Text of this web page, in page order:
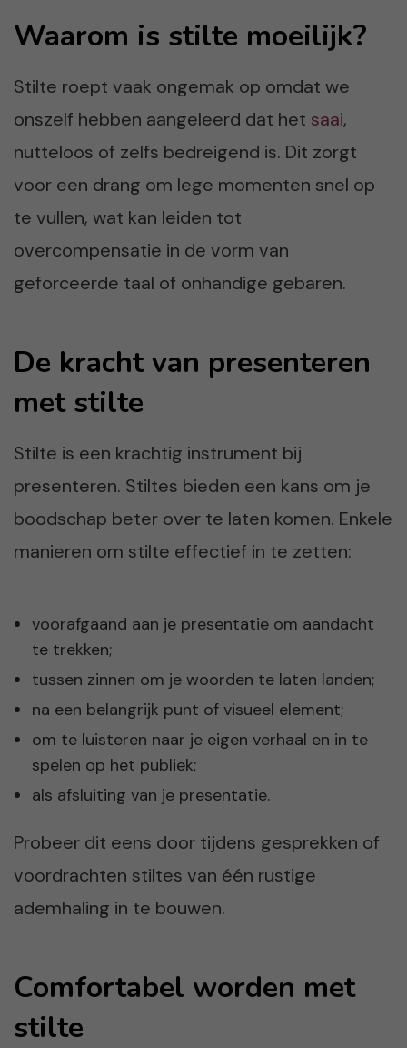
Waarom is stilte moeilijk?
Stilte roept vaak ongemak op omdat we
onszelf hebben aangeleerd dat het saai,
nutteloos of zelfs bedreigend is. Dit zorgt
voor een drang om lege momenten snel op
te vullen, wat kan leiden tot
overcompensatie in de vorm van
geforceerde taal of onhandige gebaren.
De kracht van presenteren
met stilte
Stilte is een krachtig instrument bij
presenteren. Stiltes bieden een kans om je
boodschap beter over te laten komen. Enkele
manieren om stilte effectief in te zetten:
voorafgaand aan je presentatie om aandacht
te trekken;
tussen zinnen om je woorden te laten landen;
na een belangrijk punt of visueel element;
om te luisteren naar je eigen verhaal en in te
spelen op het publiek;
als afsluiting van je presentatie.
Probeer dit eens door tijdens gesprekken of
voordrachten stiltes van één rustige
ademhaling in te bouwen.
Comfortabel worden met
stilte